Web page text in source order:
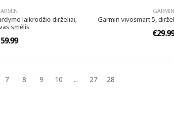
laikrodžio dirželiai,
smėlis
GARMIN
Garmin vivosmart 5,
€29.99
7 8 9 10 ... 27 28